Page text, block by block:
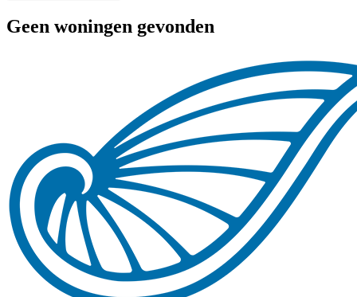
Geen woningen gevonden